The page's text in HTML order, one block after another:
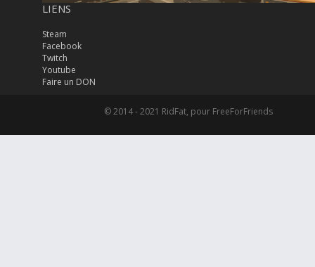
LIENS
Steam
Facebook
Twitch
Youtube
Faire un DON
© 2014 - 2021 RidFat, pour FreeForFriends